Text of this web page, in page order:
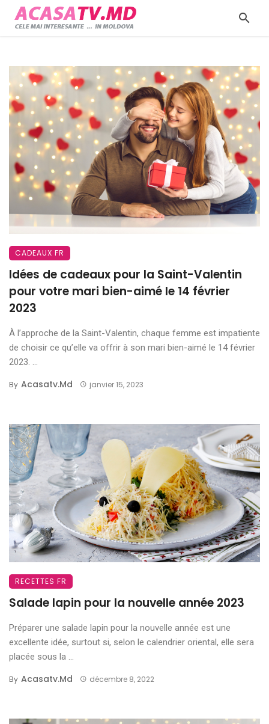
CADEAUX FR
Idées de cadeaux pour la Saint-Valentin
pour votre mari bien-aimé le 14 février
2023
À l’approche de la Saint-Valentin, chaque femme est impatiente
de choisir ce qu’elle va offrir à son mari bien-aimé le 14 février
2023. ...
By Acasatv.md janvier 15, 2023
RECETTES FR
Salade lapin pour la nouvelle année 2023
Préparer une salade lapin pour la nouvelle année est une
excellente idée, surtout si, selon le calendrier oriental, elle sera
placée sous la ...
By Acasatv.md décembre 8, 2022